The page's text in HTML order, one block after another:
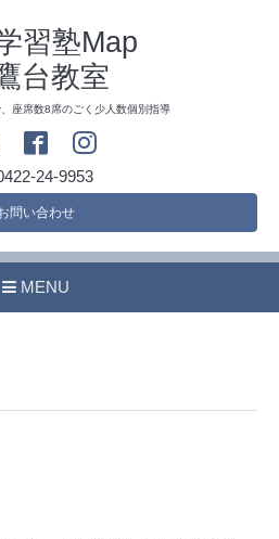
習塾Map
台教室
座席数8席のごく少人数個別指導
24-9953
問い合わせ
MENU